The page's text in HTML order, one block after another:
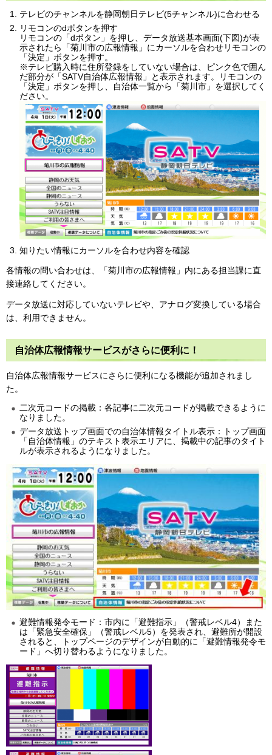
テレビのチャンネルを静岡朝日テレビ(5チャンネル)に合わせる
リモコンのdボタンを押す
リモコンの「dボタン」を押し、データ放送基本画面(下図)が表
示されたら「菊川市の広報情報」にカーソルを合わせリモコンの
「決定」ボタンを押す。
※テレビ購入時に住所登録をしていない場合は、ピンク色で囲ん
だ部分が「SATV自治体広報情報」と表示されます。リモコンの
「決定」ボタンを押し、自治体一覧から「菊川市」を選択してく
ださい。
知りたい情報にカーソルを合わせ内容を確認
各情報の問い合わせは、「菊川市の広報情報」内にある担当課に直
接連絡してください。
データ放送に対応していないテレビや、アナログ変換している場合
は、利用できません。
自治体広報情報サービスがさらに便利に！
自治体広報情報サービスにさらに便利になる機能が追加されまし
た。
二次元コードの掲載：各記事に二次元コードが掲載できるように
なりました。
データ放送トップ画面での自治体情報タイトル表示：トップ画面
「自治体情報」のテキスト表示エリアに、掲載中の記事のタイト
ルが表示されるようになりました。
避難情報発令モード：市内に「避難指示」（警戒レベル4）また
は「緊急安全確保」（警戒レベル5）を発表され、避難所が開設
されると、トップページのデザインが自動的に「避難情報発令モ
ード」へ切り替わるようになりました。